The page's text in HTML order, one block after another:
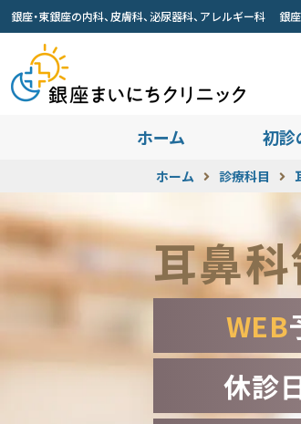
銀座・東銀座の内科、皮膚科、泌尿器科、アレルギー科 銀
ホーム 初診
ホーム 診療科目
耳鼻
WEB
休診